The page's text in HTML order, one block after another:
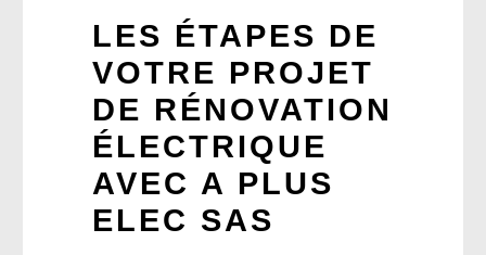
LES ÉTAPES DE
VOTRE PROJET
DE RÉNOVATION
ÉLECTRIQUE
AVEC A PLUS
ELEC SAS